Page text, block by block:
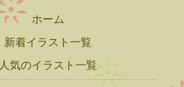
ホーム
新着イラスト一覧
人気のイラスト一覧